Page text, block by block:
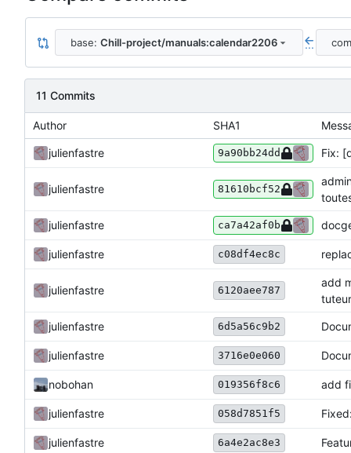
base: Chill-project/manuals:calendar2206 ...
11 Commits
Author SHA1
julienfastre 9a90bb24dd Fix:
julienfastre 81610bcf52
julienfastre ca7a42af0b
julienfastre c08df4ec8c
julienfastre 6120aee787
add
tuteur
julienfastre 6d5a56c9b2
julienfastre 3716e0e060
nobohan 019356f8c6 add
julienfastre 058d7851f5
julienfastre 6a4e2ac8e3